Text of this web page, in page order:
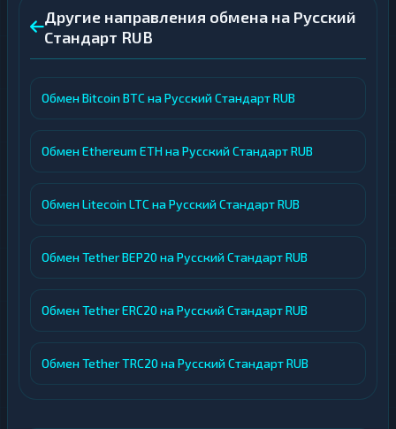
Другие направления обмена на Русский
Стандарт RUB
Обмен Bitcoin BTC на Русский Стандарт RUB
Обмен Ethereum ETH на Русский Стандарт RUB
Обмен Litecoin LTC на Русский Стандарт RUB
Обмен Tether BEP20 на Русский Стандарт RUB
Обмен Tether ERC20 на Русский Стандарт RUB
Обмен Tether TRC20 на Русский Стандарт RUB